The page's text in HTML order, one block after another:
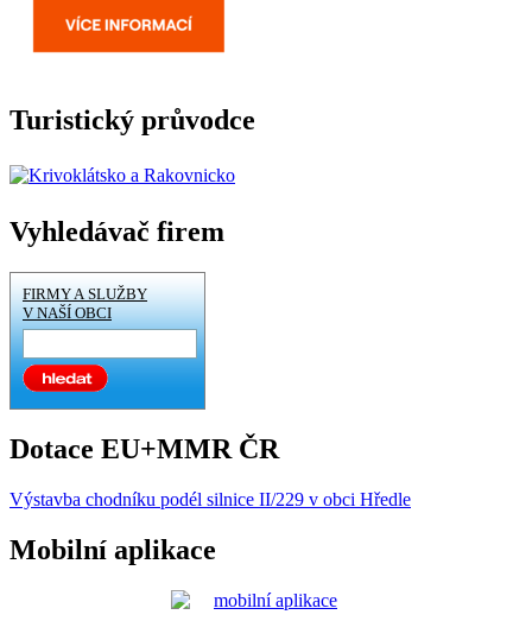
Turistický průvodce
Vyhledávač firem
FIRMY A SLUŽBY
V NAŠÍ OBCI
Dotace EU+MMR ČR
Výstavba chodníku podél silnice II/229 v obci Hředle
Mobilní aplikace